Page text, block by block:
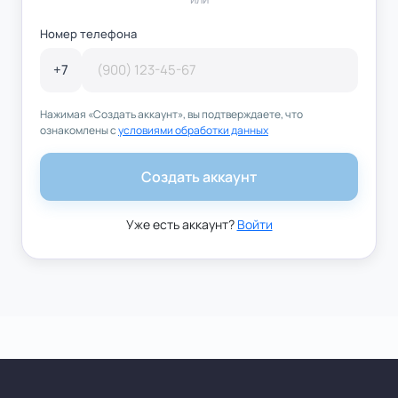
Номер телефона
+7
Нажимая «Создать аккаунт», вы подтверждаете, что
ознакомлены сусловиями обработки данных
Создать аккаунт
Уже есть аккаунт? Войти